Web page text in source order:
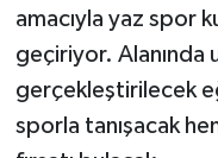
amacıyla yaz spor
geçiriyor. Alanında
gerçekleştirilecek
sporla tanışacak